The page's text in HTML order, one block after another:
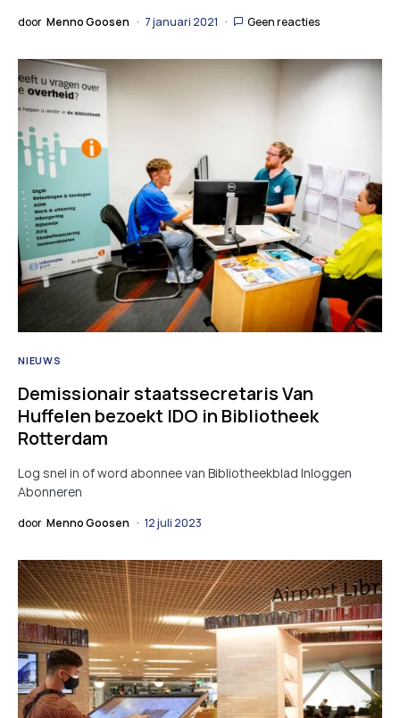
door Menno Goosen 7 januari 2021 Geen reacties
NIEUWS
Demissionair staatssecretaris Van
Huffelen bezoekt IDO in Bibliotheek
Rotterdam
Log snel in of word abonnee van Bibliotheekblad Inloggen
Abonneren
door Menno Goosen 12 juli 2023